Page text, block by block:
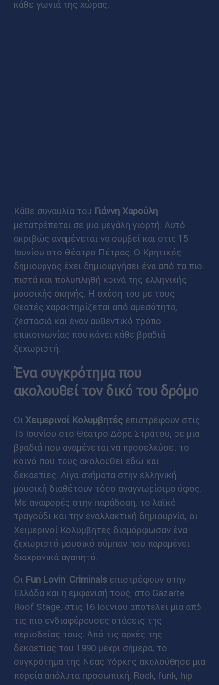
κάθε γωνιά της χώρας.
Κάθε συναυλία του Γιάννη Χαρούλη
μετατρέπεται σε μια μεγάλη γιορτή. Αυτό
ακριβώς αναμένεται να συμβεί και στις 15
Ιουνίου στο Θέατρο Πέτρας. Ο Κρητικός
δημιουργός έχει δημιουργήσει ένα από τα πιο
πιστά και πολυπληθή κοινά της ελληνικής
μουσικής σκηνής. Η σχέση του με τους
θεατές χαρακτηρίζεται από αμεσότητα,
ζεστασιά και έναν αυθεντικό τρόπο
επικοινωνίας που κάνει κάθε βραδιά
ξεχωριστή.
Ένα συγκρότημα που
ακολουθεί τον δικό του δρόμο
Οι Χειμερινοί Κολυμβητέςεπιστρέφουν στις
15 Ιουνίου στο Θέατρο Δόρα Στράτου, σε μια
βραδιά που αναμένεται να προσελκύσει το
κοινό που τους ακολουθεί εδώ και
δεκαετίες. Λίγα σχήματα στην ελληνική
μουσική διαθέτουν τόσο αναγνωρίσιμο ύφος.
Με αναφορές στην παράδοση, το λαϊκό
τραγούδι και την εναλλακτική δημιουργία, οι
Χειμερινοί Κολυμβητές διαμόρφωσαν ένα
ξεχωριστό μουσικό σύμπαν που παραμένει
διαχρονικά αγαπητό.
Οι Fun Lovin' Criminalsεπιστρέφουν στην
Ελλάδα και η εμφάνισή τους, στο Gazarte
Roof Stage, στις 16 Ιουνίου αποτελεί μία από
τις πιο ενδιαφέρουσες στάσεις της
περιοδείας τους. Από τις αρχές της
δεκαετίας του 1990 μέχρι σήμερα, το
συγκρότημα της Νέας Υόρκης ακολούθησε μια
πορεία απόλυτα προσωπική. Rock, funk, hip